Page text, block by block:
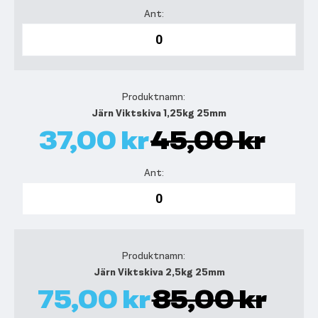
Järn Viktskiva 1,25kg 25mm
37,00 kr45,00 kr
Järn Viktskiva 2,5kg 25mm
75,00 kr85,00 kr